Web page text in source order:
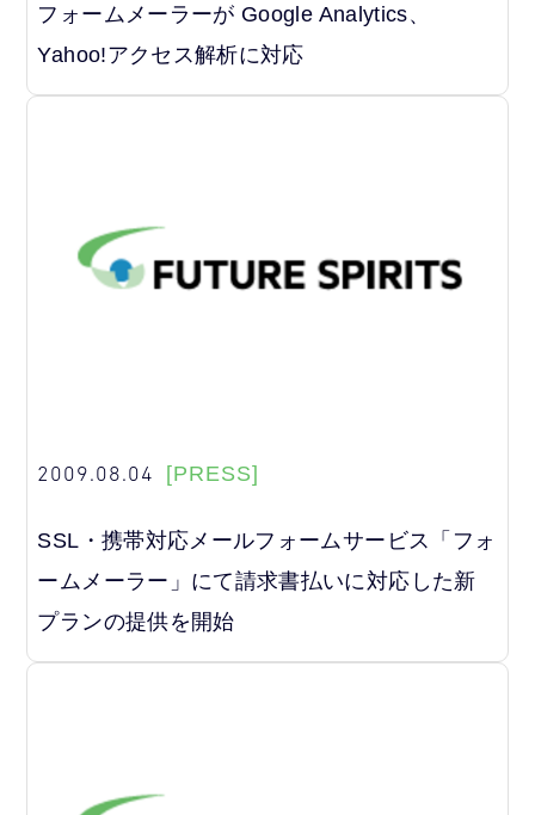
フォームメーラーが Google Analytics、
Yahoo!アクセス解析に対応
2009.08.04 [PRESS]
SSL・携帯対応メールフォームサービス「フォ
ームメーラー」にて請求書払いに対応した新
プランの提供を開始